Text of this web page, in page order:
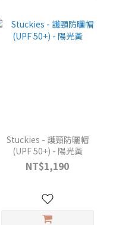
Stuckies - 護頸防曬帽
(UPF 50+) - 陽光黃
NT$1,190